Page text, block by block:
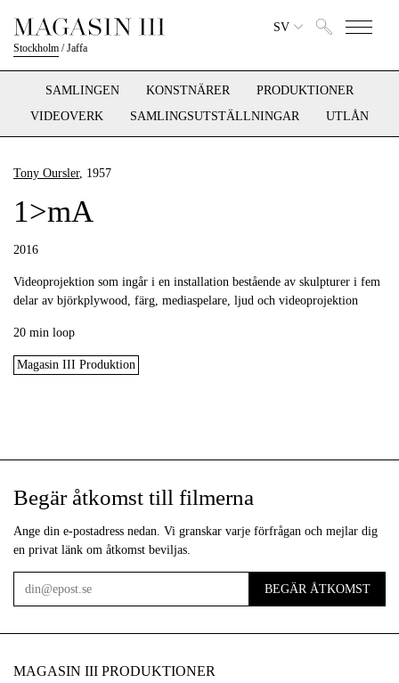
Stockholm /Jaffa
SV
SAMLINGEN KONSTNÄRER
PRODUKTIONER
VIDEOVERK
SAMLINGSUTSTÄLLNINGAR UTLÅN
Tony Oursler, 1957
1>mA
2016
Videoprojektion som ingår i en installation bestående av skulpturer i fem
delar av björkplywood, färg, mediaspelare, ljud och videoprojektion
20 min loop
Magasin III Produktion
Begär åtkomst till filmerna
Ange din e-postadress nedan. Vi granskar varje förfrågan och mejlar dig
en privat länk om åtkomst beviljas.
BEGÄR ÅTKOMST
MAGASIN III PRODUKTIONER